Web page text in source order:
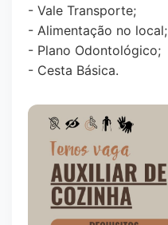
- Vale Transporte;
- Alimentação no local;
- Plano Odontológico;
- Cesta Básica.